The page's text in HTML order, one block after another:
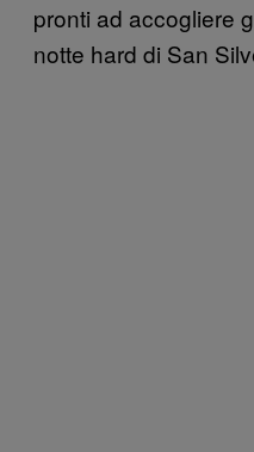
pronti ad accogliere
notte hard di San